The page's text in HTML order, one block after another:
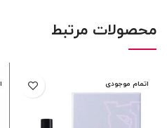
محصولات مرتبط
اتمام موجودی